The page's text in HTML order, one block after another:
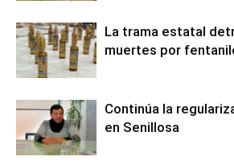
La trama estatal
muertes por
Continúa la
en Senillosa